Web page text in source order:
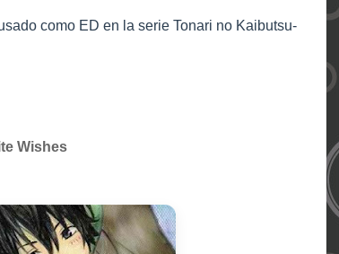
como ED en la serie Tonari no Kaibutsu-
Wishes